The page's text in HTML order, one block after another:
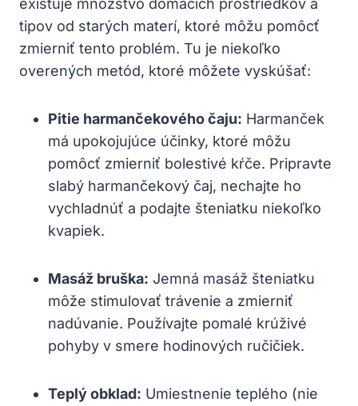
tipov od starých materí, ktoré môžu pomôcť
zmierniť tento problém. Tu je niekoľko
overených metód, ktoré môžete vyskúšať:
Pitie harmančekového čaju: Harmanček
má upokojujúce účinky, ktoré môžu
pomôcť zmierniť bolestivé kŕče. Pripravte
slabý harmančekový čaj, nechajte ho
vychladnúť a podajte šteniatku niekoľko
kvapiek.
Masáž bruška: Jemná masáž šteniatku
môže stimulovať trávenie a zmierniť
nadúvanie. Používajte pomalé krúživé
pohyby v smere hodinových ručičiek.
Teplý obklad: Umiestnenie teplého (nie